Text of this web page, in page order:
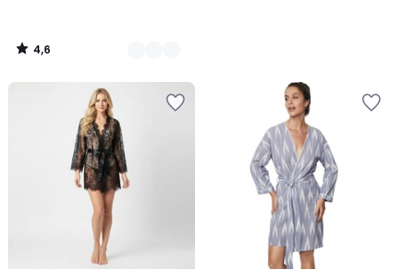
4,6
/